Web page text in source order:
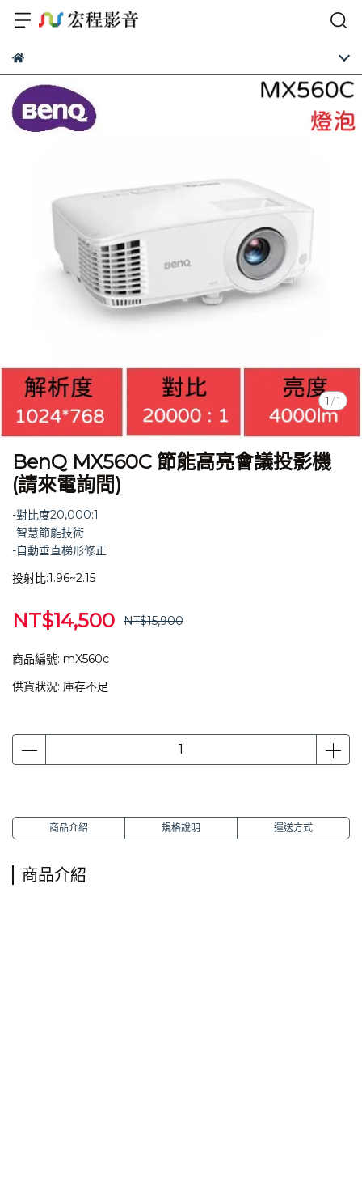
1 /1
BenQ MX560C 節能高亮會議投影機
(請來電詢問)
-對比度20,000:1
-智慧節能技術
-自動垂直梯形修正
投射比:1.96~2.15
NT$14,500 NT$15,900
商品編號: mX560c
供貨狀況: 庫存不足
商品介紹 規格說明 運送方式
商品介紹